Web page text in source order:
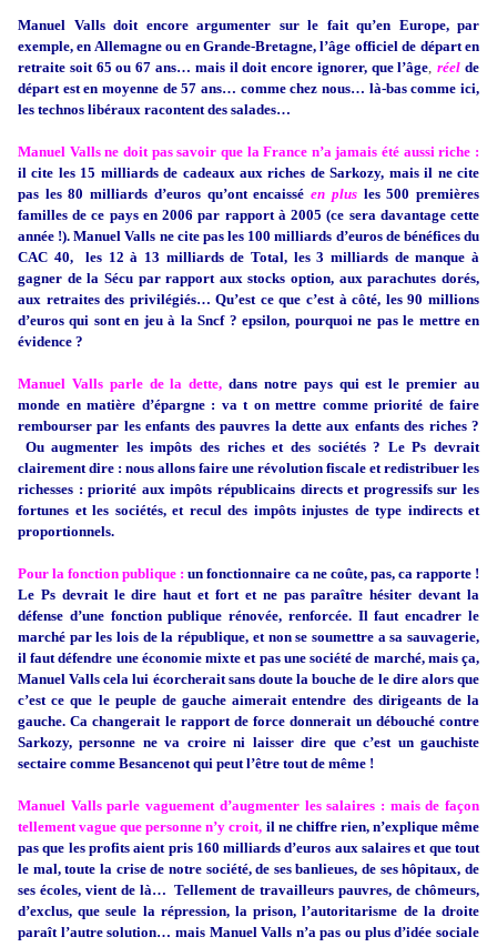
Manuel Valls doit encore argumenter sur le fait qu’en Europe, par
exemple, en Allemagne ou en Grande-Bretagne, l’âge officiel de départ en
retraite soit 65 ou 67 ans… mais il doit encore ignorer, que l’âge, réel de
départ est en moyenne de 57 ans… comme chez nous… là-bas comme ici,
les technos libéraux racontent des salades…
Manuel Valls ne doit pas savoir que la France n’a jamais été aussi riche :
il cite les 15 milliards de cadeaux aux riches de Sarkozy, mais il ne cite
pas les 80 milliards d’euros qu’ont encaissé en plus les 500 premières
familles de ce pays en 2006 par rapport à 2005 (ce sera davantage cette
année !). Manuel Valls ne cite pas les 100 milliards d’euros de bénéfices du
CAC 40, les 12 à 13 milliards de Total, les 3 milliards de manque à
gagner de la Sécu par rapport aux stocks option, aux parachutes dorés,
aux retraites des privilégiés… Qu’est ce que c’est à côté, les 90 millions
d’euros qui sont en jeu à la Sncf ? epsilon, pourquoi ne pas le mettre en
évidence ?
Manuel Valls parle de la dette, dans notre pays qui est le premier au
monde en matière d’épargne : va t on mettre comme priorité de faire
rembourser par les enfants des pauvres la dette aux enfants des riches ?
Ou augmenter les impôts des riches et des sociétés ? Le Ps devrait
clairement dire : nous allons faire une révolution fiscale et redistribuer les
richesses : priorité aux impôts républicains directs et progressifs sur les
fortunes et les sociétés, et recul des impôts injustes de type indirects et
proportionnels.
Pour la fonction publique : un fonctionnaire ca ne coûte, pas, ca rapporte !
Le Ps devrait le dire haut et fort et ne pas paraître hésiter devant la
défense d’une fonction publique rénovée, renforcée. Il faut encadrer le
marché par les lois de la république, et non se soumettre a sa sauvagerie,
il faut défendre une économie mixte et pas une société de marché, mais ça,
Manuel Valls cela lui écorcherait sans doute la bouche de le dire alors que
c’est ce que le peuple de gauche aimerait entendre des dirigeants de la
gauche. Ca changerait le rapport de force donnerait un débouché contre
Sarkozy, personne ne va croire ni laisser dire que c’est un gauchiste
sectaire comme Besancenot qui peut l’être tout de même !
Manuel Valls parle vaguement d’augmenter les salaires : mais de façon
tellement vague que personne n’y croit, il ne chiffre rien, n’explique même
pas que les profits aient pris 160 milliards d’euros aux salaires et que tout
le mal, toute la crise de notre société, de ses banlieues, de ses hôpitaux, de
ses écoles, vient de là… Tellement de travailleurs pauvres, de chômeurs,
d’exclus, que seule la répression, la prison, l’autoritarisme de la droite
paraît l’autre solution… mais Manuel Valls n’a pas ou plus d’idée sociale